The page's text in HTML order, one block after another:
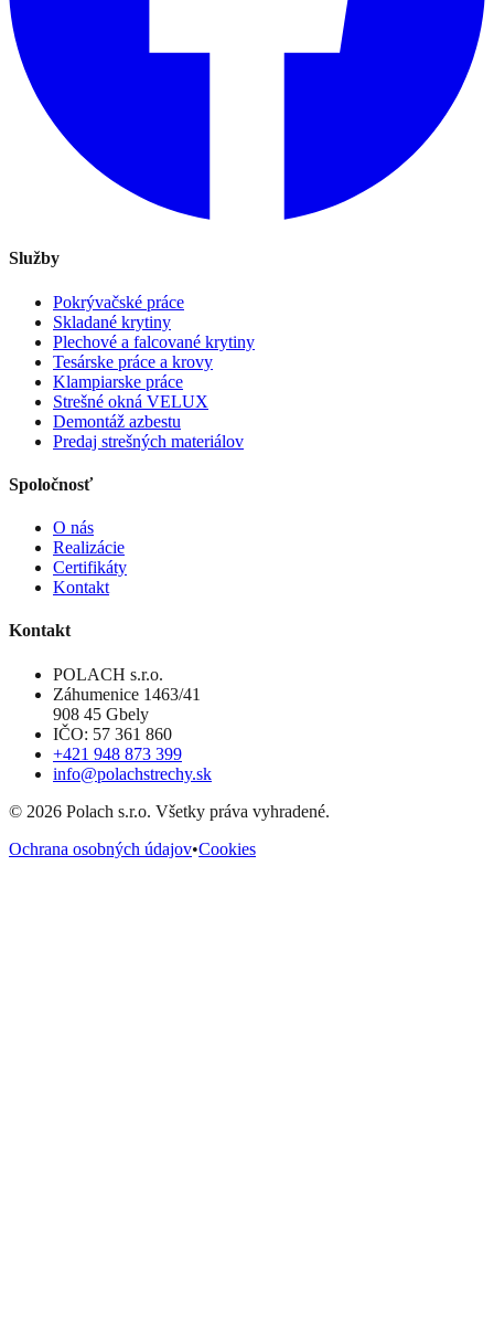
Služby
Pokrývačské práce
Skladané krytiny
Plechové a falcované krytiny
Tesárske práce a krovy
Klampiarske práce
Strešné okná VELUX
Demontáž azbestu
Predaj strešných materiálov
Spoločnosť
O nás
Realizácie
Certifikáty
Kontakt
Kontakt
POLACH s.r.o.
Záhumenice 1463/41
908 45 Gbely
IČO: 57 361 860
+421 948 873 399
info@polachstrechy.sk
© 2026 Polach s.r.o. Všetky práva vyhradené.
Ochrana osobných údajov•Cookies